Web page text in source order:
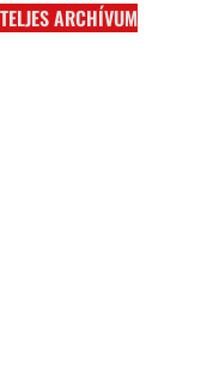
TELJES ARCHÍVUM